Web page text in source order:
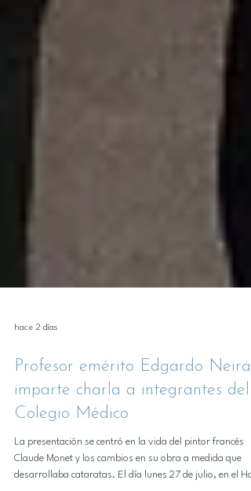
hace 2 días
Profesor emérito Edgardo Neira
imparte charla a integrantes del
Colegio Médico
La presentación se centró en la vida del pintor francés